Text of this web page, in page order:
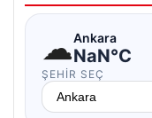
☁Ankara
NaN°C
ŞEHIR SEÇ